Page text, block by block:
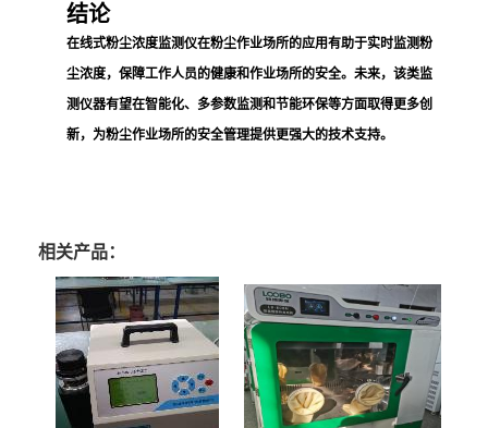
结论
在线式粉尘浓度监测仪在粉尘作业场所的应用有助于实时监测粉
尘浓度，保障工作人员的健康和作业场所的安全。未来，该类监
测仪器有望在智能化、多参数监测和节能环保等方面取得更多创
新，为粉尘作业场所的安全管理提供更强大的技术支持。
相关产品：